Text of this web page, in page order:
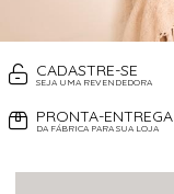
CADASTRE-SE
SEJA UMA REVENDEDORA
PRONTA-ENTREGA
DA FÁBRICA PARA SUA LOJA